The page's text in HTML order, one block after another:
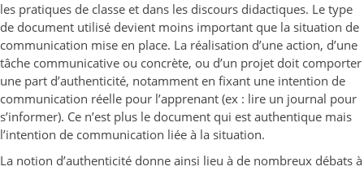
les pratiques de classe et dans les discours didactiques. Le type
de document utilisé devient moins important que la situation de
communication mise en place. La réalisation d’une action, d’une
tâche communicative ou concrète, ou d’un projet doit comporter
une part d’authenticité, notamment en fixant une intention de
communication réelle pour l’apprenant (ex : lire un journal pour
s’informer). Ce n’est plus le document qui est authentique mais
l’intention de communication liée à la situation.
La notion d’authenticité donne ainsi lieu à de nombreux débats à